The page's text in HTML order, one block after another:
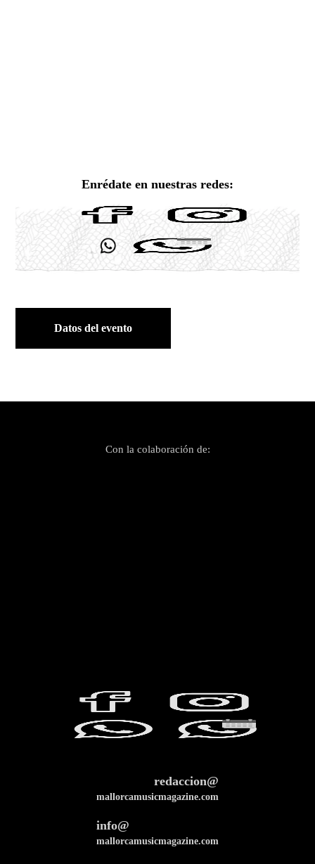
Enrédate en nuestras redes:
Datos del evento
Con la colaboración de:
redaccion@
mallorcamusicmagazine.com
info@
mallorcamusicmagazine.com